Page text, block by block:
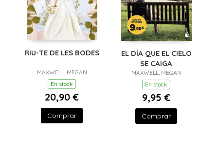
RIU-TE DE LES BODES
MAXWELL, MEGAN
En stock
20,90 €
Comprar
EL DÍA QUE EL CIELO
SE CAIGA
MAXWELL, MEGAN
En stock
9,95 €
Comprar